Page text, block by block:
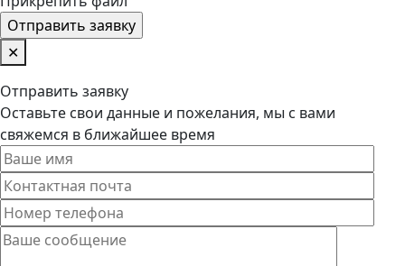
✕
Отправить заявку
Оставьте свои данные и пожелания, мы с вами
свяжемся в ближайшее время